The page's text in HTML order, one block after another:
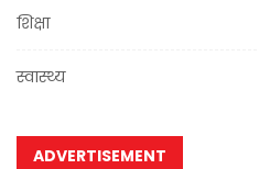
शिक्षा
स्वास्थ्य
ADVERTISEMENT